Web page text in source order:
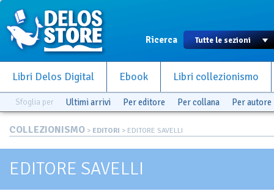
Ricerca
Libri Delos Digital Ebook Libri collezionismo
Sfoglia per Ultimi arrivi Per editore Per collana Per autore
COLLEZIONISMO > EDITORI > EDITORE SAVELLI
EDITORE SAVELLI